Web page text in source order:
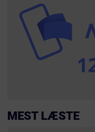
MEST LÆSTE